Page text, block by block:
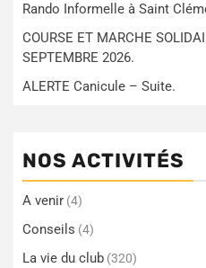
Rando Informelle à Saint
COURSE ET MARCHE
SEPTEMBRE 2026.
ALERTE Canicule – Suite.
NOS ACTIVITÉS
A venir (4)
Conseils (4)
La vie du club (320)